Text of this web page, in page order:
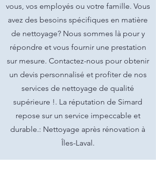
vous, vos employés ou votre famille. Vous
avez des besoins spécifiques en matière
de nettoyage? Nous sommes là pour y
répondre et vous fournir une prestation
sur mesure. Contactez-nous pour obtenir
un devis personnalisé et profiter de nos
services de nettoyage de qualité
supérieure !. La réputation de Simard
repose sur un service impeccable et
durable.: Nettoyage après rénovation à
Îles-Laval.